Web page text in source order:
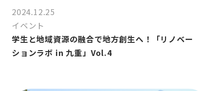
2024.12.25
イベント
学生と地域資源の融合で地方創生へ！「リノベー
ションラボ in 九重」Vol.4